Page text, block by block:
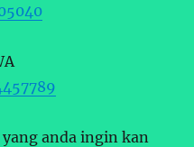
anda ingin kan